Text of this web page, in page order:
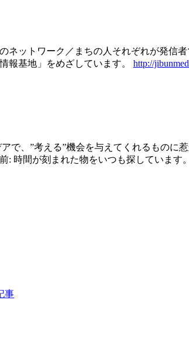
ネットワーク／まちの人それぞれが発信
報基地」をめざしています。 http://
で、”考える”機会を与えてくれるものに
: 時間が刻まれた物をいつも探しています
事